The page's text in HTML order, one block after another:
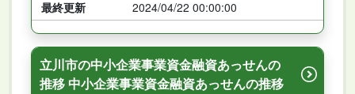
最終更新
2024/04/22 00:00:00
立川市の中小企業事業資金融資あっせんの
推移 中小企業事業資金融資あっせんの推移